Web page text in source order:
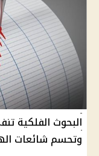
البحوث الفلكية
وتحسم شائعات